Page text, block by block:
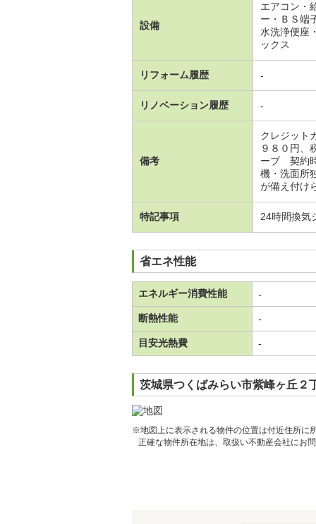
設備
エアコン・
ー・ＢＳ端
水洗浄便座
ックス
リフォーム履歴 -
リノベーション履歴 -
備考
クレジット
９８０円、
ーブ 契約
機・洗面所
が備え付け
特記事項 24時間換気
省エネ性能
エネルギー消費性能 -
断熱性能 -
目安光熱費 -
茨城県つくばみらい市紫峰ヶ丘２
※地図上に表示される物件の位置は付近住所に
正確な物件所在地は、取扱い不動産会社にお